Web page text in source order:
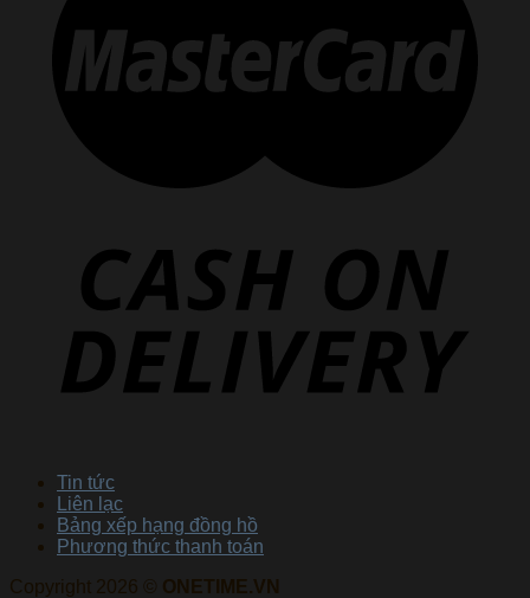
Tin tức
Liên lạc
Bảng xếp hạng đồng hồ
Phương thức thanh toán
Copyright 2026 © ONETIME.VN